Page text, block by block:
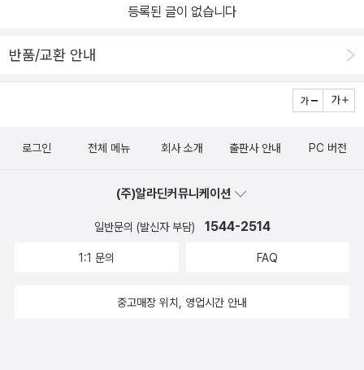
등록된 글이 없습니다
반품/교환 안내
로그인 전체 메뉴 회사 소개 출판사 안내 PC 버전
(주)알라딘커뮤니케이션
일반문의 (발신자 부담) 1544-2514
1:1 문의 FAQ
중고매장 위치, 영업시간 안내